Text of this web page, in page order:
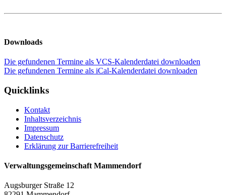
Downloads
Die gefundenen Termine als VCS-Kalenderdatei downloaden
Die gefundenen Termine als iCal-Kalenderdatei downloaden
Quicklinks
Kontakt
Inhaltsverzeichnis
Impressum
Datenschutz
Erklärung zur Barrierefreiheit
Verwaltungsgemeinschaft Mammendorf
Augsburger Straße 12